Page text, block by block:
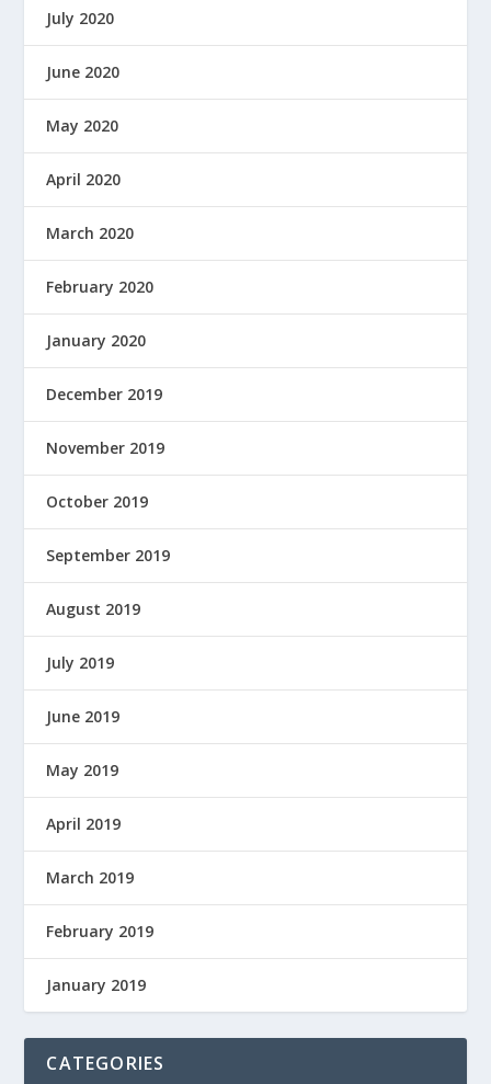
July 2020
June 2020
May 2020
April 2020
March 2020
February 2020
January 2020
December 2019
November 2019
October 2019
September 2019
August 2019
July 2019
June 2019
May 2019
April 2019
March 2019
February 2019
January 2019
CATEGORIES